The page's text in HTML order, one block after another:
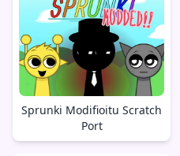
Sprunki Modifioitu Scratch
Port